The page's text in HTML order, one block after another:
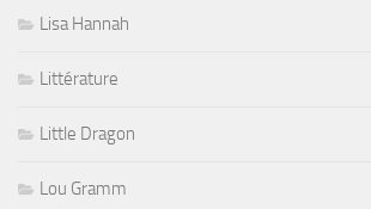
Lisa Hannah
Littérature
Little Dragon
Lou Gramm